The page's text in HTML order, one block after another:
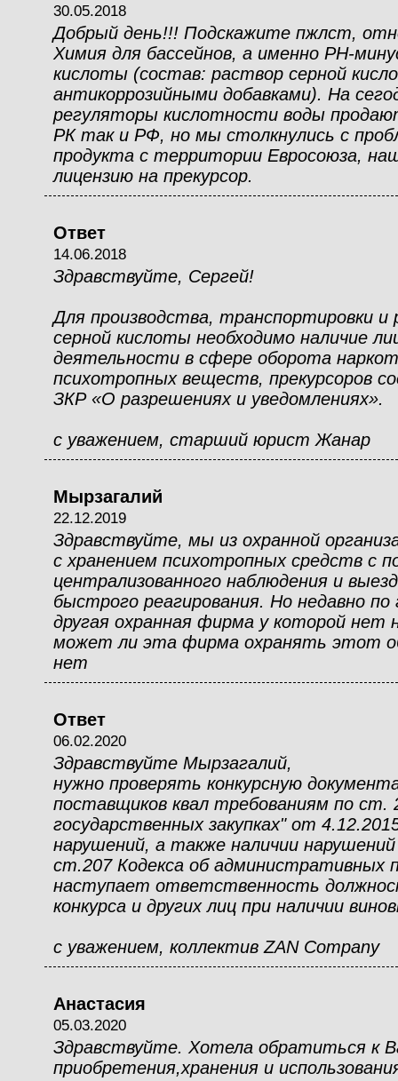
30.05.2018
Добрый день!!! Подскажите пжлст,
Химия для бассейнов, а именно PH-
кислоты (состав: раствор серной
антикоррозийными добавками). На
регуляторы кислотности воды
РК так и РФ, но мы столкнулись с
продукта с территории Евросоюза, наш
лицензию на прекурсор.
Ответ
14.06.2018
Здравствуйте, Сергей!
Для производства, транспортировки
серной кислоты необходимо наличие
деятельности в сфере оборота
психотропных веществ, прекурсоров
ЗКР «О разрешениях и уведомлениях».
с уважением, старший юрист Жанар
Мырзагалий
22.12.2019
Здравствуйте, мы из охранной
с хранением психотропных средств с
централизованного наблюдения и
быстрого реагирования. Но недавно по
другая охранная фирма у которой нет
может ли эта фирма охранять этот
нет
Ответ
06.02.2020
Здравствуйте Мырзагалий,
нужно проверять конкурсную
поставщиков квал требованиям по
государственных закупках" от
нарушений, а также наличии
ст.207 Кодекса об административных
наступает ответственность
конкурса и других лиц при наличии
с уважением, коллектив ZAN Company
Анастасия
05.03.2020
Здравствуйте. Хотела обратиться к
приобретения,хранения и